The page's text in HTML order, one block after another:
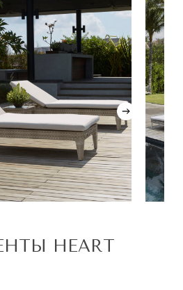
HEART